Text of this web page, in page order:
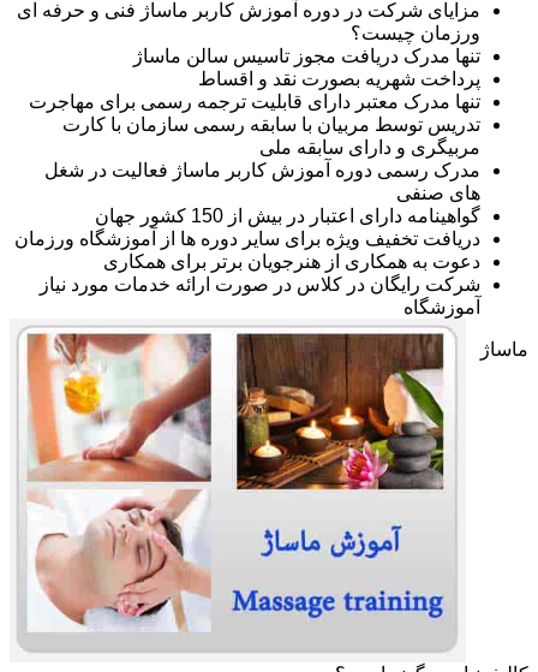
مزایای شرکت در دوره آموزش کاربر ماساژ فنی و حرفه ای
ورزمان چیست؟
تنها مدرک دریافت مجوز تاسیس سالن ماساژ
پرداخت شهریه بصورت نقد و اقساط
تنها مدرک معتبر دارای قابلیت ترجمه رسمی برای مهاجرت
تدریس توسط مربیان با سابقه رسمی سازمان با کارت
مربیگری و دارای سابقه ملی
مدرک رسمی دوره آموزش کاربر ماساژ فعالیت در شغل
های صنفی
گواهینامه دارای اعتبار در بیش از 150 کشور جهان
دریافت تخفیف ویژه برای سایر دوره ها از آموزشگاه ورزمان
دعوت به همکاری از هنرجویان برتر برای همکاری
شرکت رایگان در کلاس در صورت ارائه خدمات مورد نیاز
آموزشگاه
ماساژ